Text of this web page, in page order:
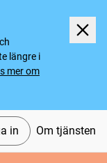
längre i
mer om
in Om tjänsten